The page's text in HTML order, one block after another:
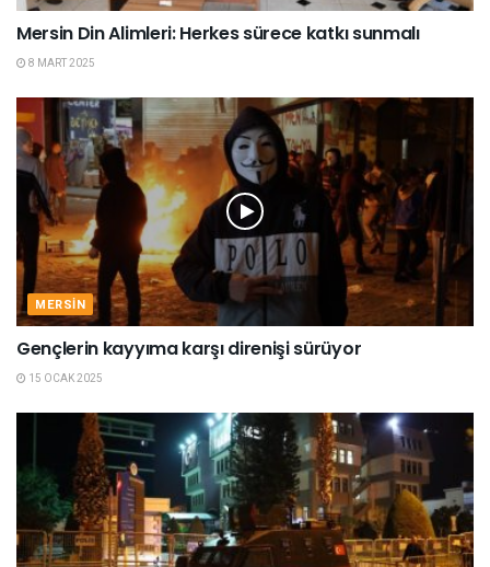
Mersin Din Alimleri: Herkes sürece katkı sunmalı
8 MART 2025
MERSIN
Gençlerin kayyıma karşı direnişi sürüyor
15 OCAK 2025